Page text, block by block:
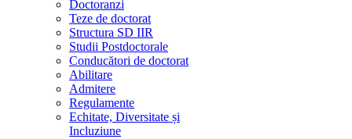
Doctoranzi
Teze de doctorat
Structura SD IIR
Studii Postdoctorale
Conducători de doctorat
Abilitare
Admitere
Regulamente
Echitate, Diversitate și
Incluziune